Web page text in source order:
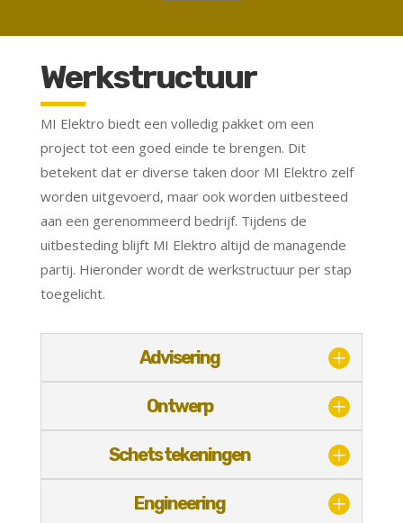
Werkstructuur
MI Elektro biedt een volledig pakket om een
project tot een goed einde te brengen. Dit
betekent dat er diverse taken door MI Elektro zelf
worden uitgevoerd, maar ook worden uitbesteed
aan een gerenommeerd bedrijf. Tijdens de
uitbesteding blijft MI Elektro altijd de managende
partij. Hieronder wordt de werkstructuur per stap
toegelicht.
Advisering
Ontwerp
Schets tekeningen
Engineering